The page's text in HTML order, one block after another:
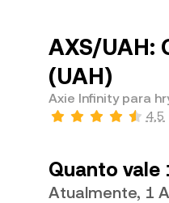
AXS/UAH:
(UAH)
Axie Infinity para
4,5
Quanto vale
Atualmente, 1